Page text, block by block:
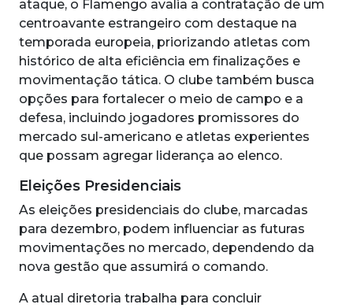
ataque, o Flamengo avalia a contratação de um
centroavante estrangeiro com destaque na
temporada europeia, priorizando atletas com
histórico de alta eficiência em finalizações e
movimentação tática. O clube também busca
opções para fortalecer o meio de campo e a
defesa, incluindo jogadores promissores do
mercado sul-americano e atletas experientes
que possam agregar liderança ao elenco.
Eleições Presidenciais
As eleições presidenciais do clube, marcadas
para dezembro, podem influenciar as futuras
movimentações no mercado, dependendo da
nova gestão que assumirá o comando.
A atual diretoria trabalha para concluir